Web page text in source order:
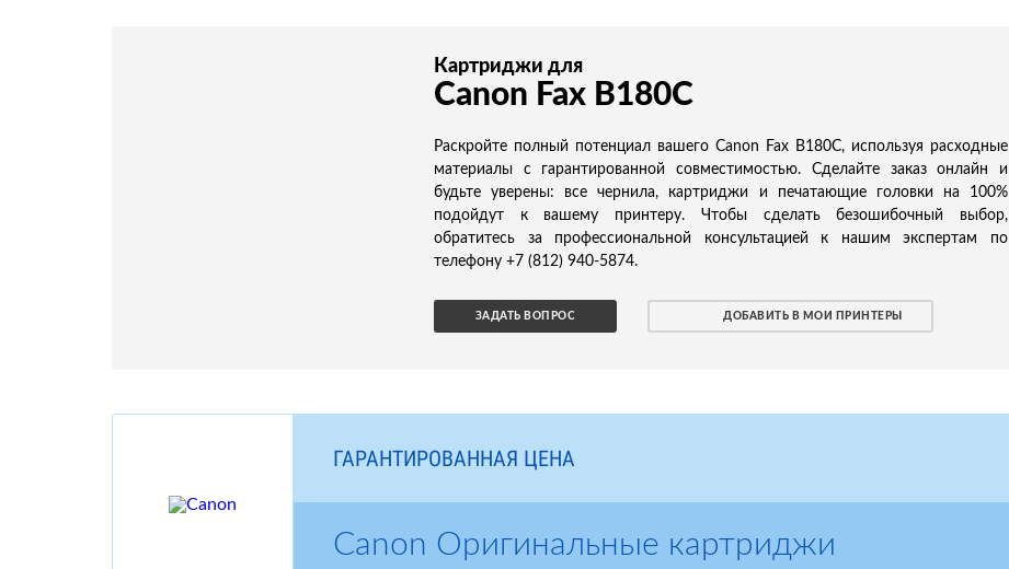
Картриджи для
Canon Fax B180C
Раскройте полный потенциал вашего Canon Fax B180C, используя расходные
материалы с гарантированной совместимостью. Сделайте заказ онлайн и
будьте уверены: все чернила, картриджи и печатающие головки на 100%
подойдут к вашему принтеру. Чтобы сделать безошибочный выбор,
обратитесь за профессиональной консультацией к нашим экспертам по
телефону +7 (812) 940-5874.
ЗАДАТЬ ВОПРОС ДОБАВИТЬ В МОИ ПРИНТЕРЫ
ГАРАНТИРОВАННАЯ ЦЕНА
Canon Оригинальные картриджи